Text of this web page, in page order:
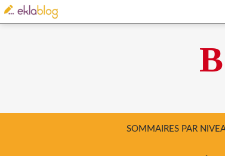
SOMMAIRES PAR